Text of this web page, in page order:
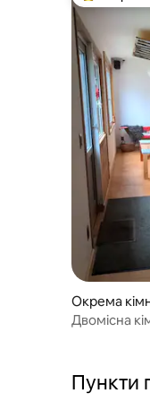
Окрема
ío Tranquilo
Двомісна
Пункти